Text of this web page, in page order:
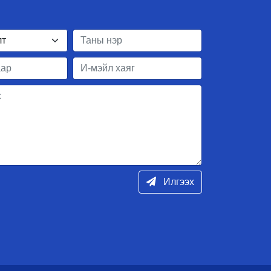
Илгээх